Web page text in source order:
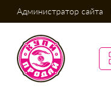
Администратор сайта